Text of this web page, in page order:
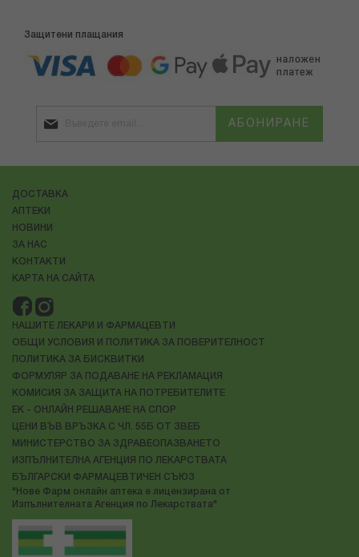
Защитени плащания
АБОНИРАНЕ
ДОСТАВКА
АПТЕКИ
НОВИНИ
ЗА НАС
КОНТАКТИ
КАРТА НА САЙТА
НАШИТЕ ЛЕКАРИ И ФАРМАЦЕВТИ
ОБЩИ УСЛОВИЯ И ПОЛИТИКА ЗА ПОВЕРИТЕЛНОСТ
ПОЛИТИКА ЗА БИСКВИТКИ
ФОРМУЛЯР ЗА ПОДАВАНЕ НА РЕКЛАМАЦИЯ
КОМИСИЯ ЗА ЗАЩИТА НА ПОТРЕБИТЕЛИТЕ
ЕК - ОНЛАЙН РЕШАВАНЕ НА СПОР
ЦЕНИ ВЪВ ВРЪЗКА С ЧЛ. 55Б ОТ ЗВЕБ
МИНИСТЕРСТВО ЗА ЗДРАВЕОПАЗВАНЕТО
ИЗПЪЛНИТЕЛНА АГЕНЦИЯ ПО ЛЕКАРСТВАТА
БЪЛГАРСКИ ФАРМАЦЕВТИЧЕН СЪЮЗ
"Нове Фарм онлайн аптека е лицензирана от
Изпълнителната Агенция по Лекарствата"